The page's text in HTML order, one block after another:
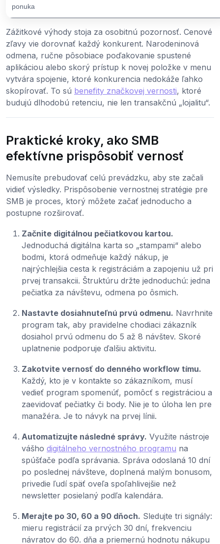
ponuka
Zážitkové výhody stoja za osobitnú pozornosť. Cenové
zľavy vie dorovnať každý konkurent. Narodeninová
odmena, ručne pôsobiace poďakovanie spustené
aplikáciou alebo skorý prístup k novej položke v menu
vytvára spojenie, ktoré konkurencia nedokáže ľahko
skopírovať. To sú benefity značkovej vernosti, ktoré
budujú dlhodobú retenciu, nie len transakčnú „lojalitu“.
Praktické kroky, ako SMB
efektívne prispôsobiť vernosť
Nemusíte prebudovať celú prevádzku, aby ste začali
vidieť výsledky. Prispôsobenie vernostnej stratégie pre
SMB je proces, ktorý môžete začať jednoducho a
postupne rozširovať.
Začnite digitálnou pečiatkovou kartou.
Jednoduchá digitálna karta so „stampami“ alebo
bodmi, ktorá odmeňuje každý nákup, je
najrýchlejšia cesta k registráciám a zapojeniu už pri
prvej transakcii. Štruktúru držte jednoduchú: jedna
pečiatka za návštevu, odmena po ôsmich.
Nastavte dosiahnuteľnú prvú odmenu. Navrhnite
program tak, aby pravidelne chodiaci zákazník
dosiahol prvú odmenu do 5 až 8 návštev. Skoré
uplatnenie podporuje ďalšiu aktivitu.
Zakotvite vernosť do denného workflow tímu.
Každý, kto je v kontakte so zákazníkom, musí
vedieť program spomenúť, pomôcť s registráciou a
zaevidovať pečiatky či body. Nie je to úloha len pre
manažéra. Je to návyk na prvej línii.
Automatizujte následné správy. Využite nástroje
vášho digitálneho vernostného programu na
spúšťače podľa správania. Správa odoslaná 10 dní
po poslednej návšteve, doplnená malým bonusom,
privedie ľudí späť oveľa spoľahlivejšie než
newsletter posielaný podľa kalendára.
Merajte po 30, 60 a 90 dňoch. Sledujte tri signály:
mieru registrácií za prvých 30 dní, frekvenciu
návratov do 60. dňa a priemernú hodnotu nákupu